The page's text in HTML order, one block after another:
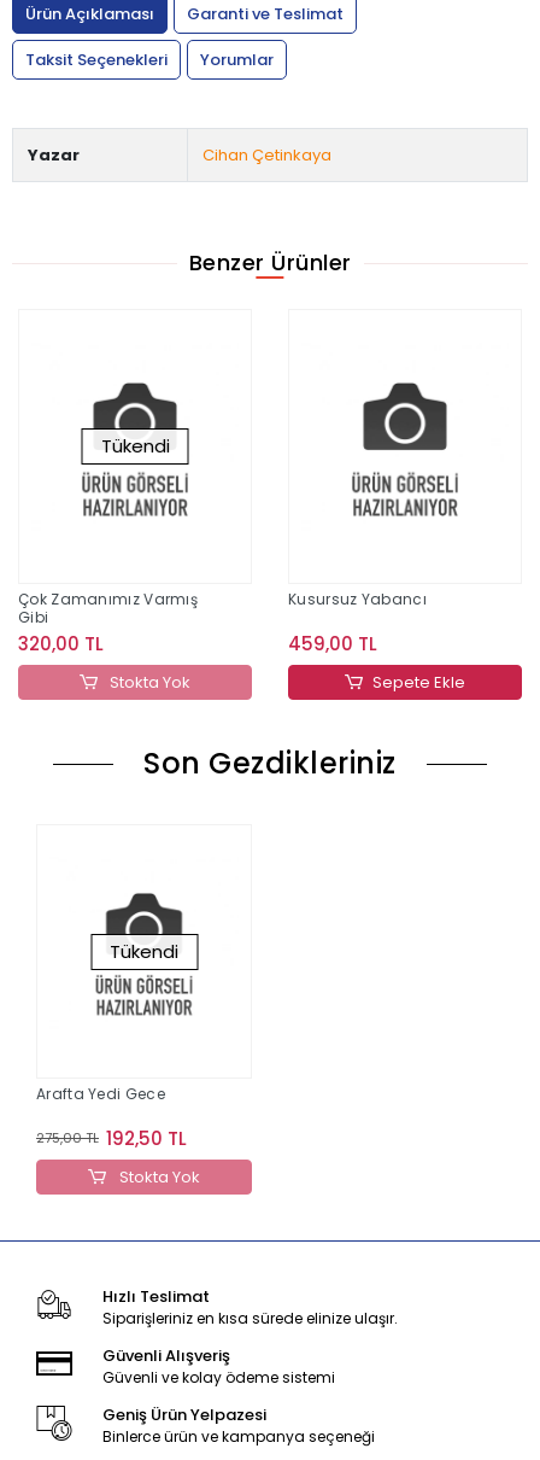
Ürün Açıklaması
Garanti ve Teslimat
Taksit Seçenekleri
Yorumlar
Yazar Cihan Çetinkaya
Benzer Ürünler
Tükendi
Çok Zamanımız Varmış
Gibi
320,00 TL
Stokta Yok
Kusursuz Yabancı
459,00 TL
Sepete Ekle
Son Gezdikleriniz
Tükendi
Arafta Yedi Gece
275,00 TL 192,50 TL
Stokta Yok
Hızlı Teslimat
Siparişleriniz en kısa sürede elinize ulaşır.
Güvenli Alışveriş
Güvenli ve kolay ödeme sistemi
Geniş Ürün Yelpazesi
Binlerce ürün ve kampanya seçeneği